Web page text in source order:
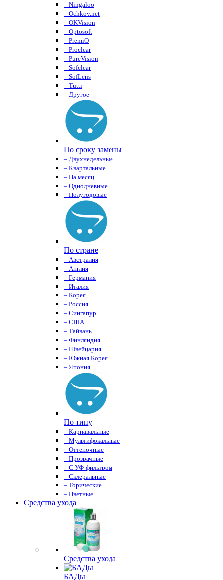
– Ningaloo
– Ochkov.net
– OKVision
– Optosoft
– PremiO
– Proclear
– PureVision
– Sofclear
– SofLens
– Tutti
– Другое
По сроку замены
– Двухнедельные
– Квартальные
– На месяц
– Однодневные
– Полугодовые
По стране
– Австралия
– Англия
– Германия
– Италия
– Корея
– Россия
– Сингапур
– США
– Тайвань
– Финляндия
– Швейцария
– Южная Корея
– Япония
По типу
– Карнавальные
– Мультифокальные
– Оттеночные
– Прозрачные
– С УФ-фильтром
– Склеральные
– Торические
– Цветные
Средства ухода
Средства ухода
БАДы